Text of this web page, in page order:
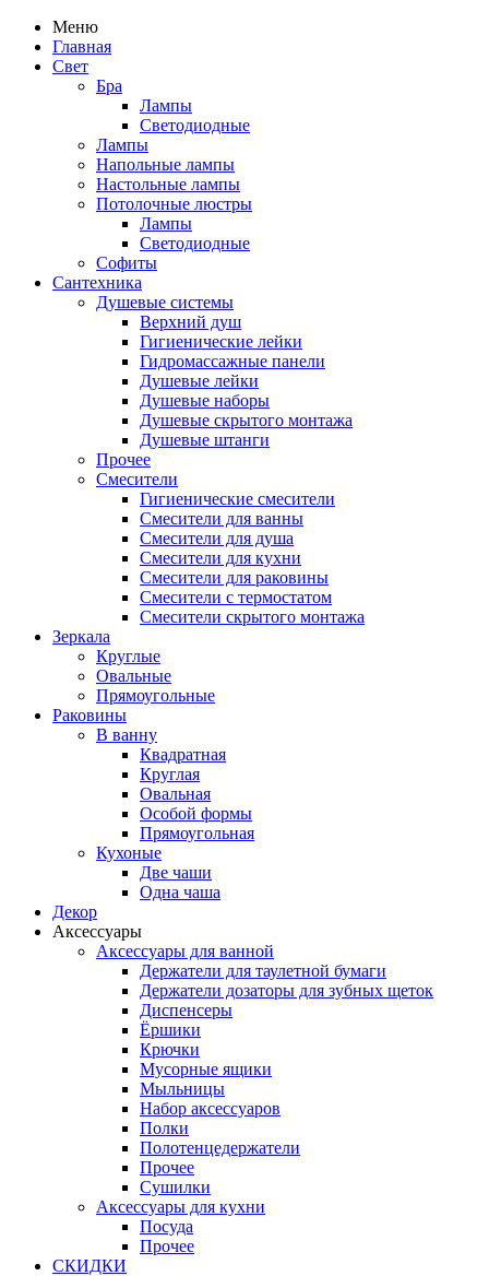
Меню
Главная
Свет
Бра
Лампы
Светодиодные
Лампы
Напольные лампы
Настольные лампы
Потолочные люстры
Лампы
Светодиодные
Софиты
Сантехника
Душевые системы
Верхний душ
Гигиенические лейки
Гидромассажные панели
Душевые лейки
Душевые наборы
Душевые скрытого монтажа
Душевые штанги
Прочее
Смесители
Гигиенические смесители
Смесители для ванны
Смесители для душа
Смесители для кухни
Смесители для раковины
Смесители с термостатом
Смесители скрытого монтажа
Зеркала
Круглые
Овальные
Прямоугольные
Раковины
В ванну
Квадратная
Круглая
Овальная
Особой формы
Прямоугольная
Кухоные
Две чаши
Одна чаша
Декор
Аксессуары
Аксессуары для ванной
Держатели для таулетной бумаги
Держатели дозаторы для зубных щеток
Диспенсеры
Ёршики
Крючки
Мусорные ящики
Мыльницы
Набор аксессуаров
Полки
Полотенцедержатели
Прочее
Сушилки
Аксессуары для кухни
Посуда
Прочее
СКИДКИ